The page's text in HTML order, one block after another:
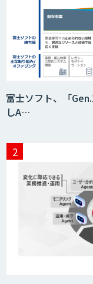
富士ソフト、「
しA…